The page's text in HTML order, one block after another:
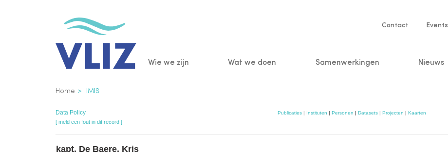
Service
Contact Events
Main
Wie we zijn Wat we doen Samenwerkingen Nieuws
Kruimelpad
Home IMIS
Data Policy Publicaties| Instituten | Personen | Datasets| Projecten | Kaarten
[ meld een fout in dit record ]
kapt. De Baere, Kris